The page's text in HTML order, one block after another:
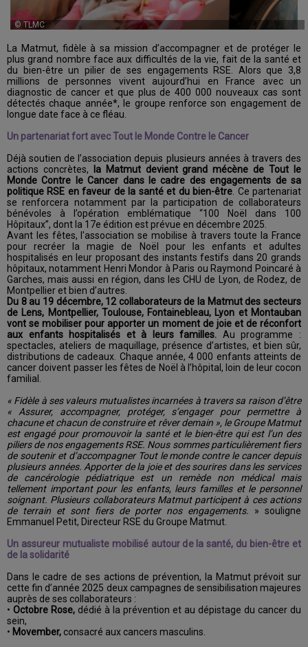
© TLMC
La Matmut, fidèle à sa mission d’accompagner et de protéger le
plus grand nombre face aux difficultés de la vie, fait de la santé et
du bien-être un pilier de ses engagements RSE. Alors que 3,8
millions de personnes vivent aujourd’hui en France avec un
diagnostic de cancer et que plus de 400 000 nouveaux cas sont
détectés chaque année*, le groupe renforce son engagement de
longue date face à ce fléau.
Un partenariat fort avec Tout le Monde Contre le Cancer
Déjà soutien de l’association depuis plusieurs années à travers des
actions concrètes,
la Matmut devient grand mécène de Tout le
Monde Contre le Cancer dans le cadre des engagements de sa
politique RSE en faveur de la santé et du bien-être . Ce partenariat
se renforcera notamment par la participation de collaborateurs
bénévoles à l’opération emblématique “100 Noël dans 100
Hôpitaux”, dont la 17e édition est prévue en décembre 2025.
Avant les fêtes, l'association se mobilise à travers toute la France
pour recréer la magie de Noël pour les enfants et adultes
hospitalisés en leur proposant des instants festifs dans 20 grands
hôpitaux, notamment Henri Mondor à Paris ou Raymond Poincaré à
Garches, mais aussi en région, dans les CHU de Lyon, de Rodez, de
Montpellier et bien d’autres.
Du 8 au 19 décembre, 12 collaborateurs de la Matmut des secteurs
de Lens, Montpellier, Toulouse, Fontainebleau, Lyon et Montauban
vont se mobiliser pour apporter un moment de joie et de réconfort
aux enfants hospitalisés et à leurs familles. Au programme :
spectacles, ateliers de maquillage, présence d’artistes, et bien sûr,
distributions de cadeaux. Chaque année, 4 000 enfants atteints de
cancer doivent passer les fêtes de Noël à l’hôpital, loin de leur cocon
familial.
« Fidèle à ses valeurs mutualistes incarnées à travers sa raison d’être
« Assurer, accompagner, protéger, s’engager pour permettre à
chacune et chacun de construire et rêver demain », le Groupe Matmut
est engagé pour promouvoir la santé et le bien-être qui est l’un des
piliers de nos engagements RSE. Nous sommes particulièrement fiers
de soutenir et d’accompagner Tout le monde contre le cancer depuis
plusieurs années. Apporter de la joie et des sourires dans les services
de cancérologie pédiatrique est un remède non médical mais
tellement important pour les enfants, leurs familles et le personnel
soignant. Plusieurs collaborateurs Matmut participent à ces actions
de terrain et sont fiers de porter nos engagements. » souligne
Emmanuel Petit, Directeur RSE du Groupe Matmut.
Un assureur mutualiste mobilisé autour de la santé, du bien-être et
de la solidarité
Dans le cadre de ses actions de prévention, la Matmut prévoit sur
cette fin d’année 2025 deux campagnes de sensibilisation majeures
auprès de ses collaborateurs :
• Octobre Rose, dédié à la prévention et au dépistage du cancer du
sein,
• Movember, consacré aux cancers masculins.